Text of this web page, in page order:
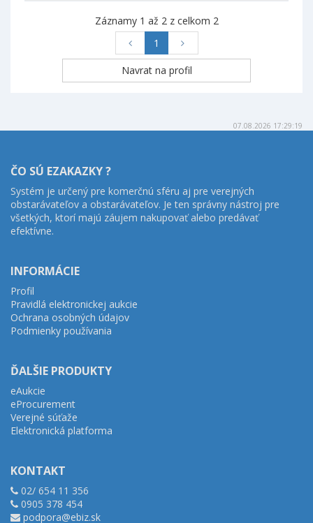
Záznamy 1 až 2 z celkom 2
1
07.08.2026 17:29:19
ČO SÚ EZAKAZKY ?
Systém je určený pre komerčnú sféru aj pre verejných
obstarávateľov a obstarávateľov. Je ten správny nástroj pre
všetkých, ktorí majú záujem nakupovať alebo predávať
efektívne.
INFORMÁCIE
Profil
Pravidlá elektronickej aukcie
Ochrana osobných údajov
Podmienky používania
ĎALŠIE PRODUKTY
eAukcie
eProcurement
Verejné súťaže
Elektronická platforma
KONTAKT
02/ 654 11 356
0905 378 454
podpora@ebiz.sk